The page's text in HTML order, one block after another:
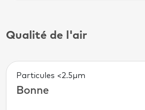
Qualité de l'air
Particules <2.5µm
Bonne